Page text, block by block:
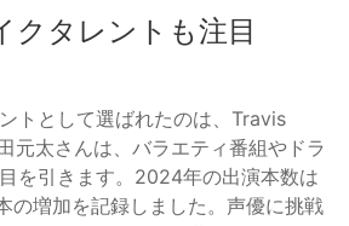
クタレントも注目
トとして選ばれたのは、Travis
元太さんは、バラエティ番組やドラ
を引きます。2024年の出演本数は
の増加を記録しました。声優に挑戦